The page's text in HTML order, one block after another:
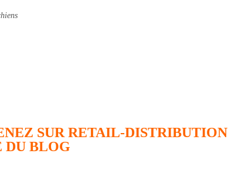
SUR RETAIL-DISTRIBUTION
DU BLOG